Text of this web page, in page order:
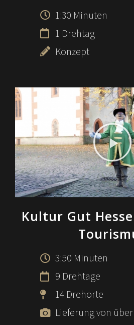
1:30 Minuten
1 Drehtag
Konzept
Kultur Gut
3:50 Minuten
9 Drehtage
14 Drehorte
Lieferung von